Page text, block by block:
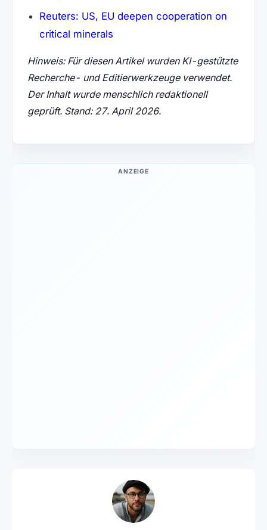
Reuters: US, EU deepen cooperation on
critical minerals(öffnet in neuem Tab)
Hinweis: Für diesen Artikel wurden KI-gestützte
Recherche- und Editierwerkzeuge verwendet.
Der Inhalt wurde menschlich redaktionell
geprüft. Stand: 27. April 2026.
ANZEIGE